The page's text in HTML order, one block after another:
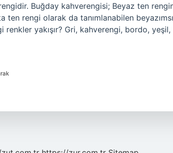
Buğday kahverengisi; Beyaz ten
ten rengi olarak da tanımlanabilen
renkler yakışır? Gri, kahverengi, bordo,